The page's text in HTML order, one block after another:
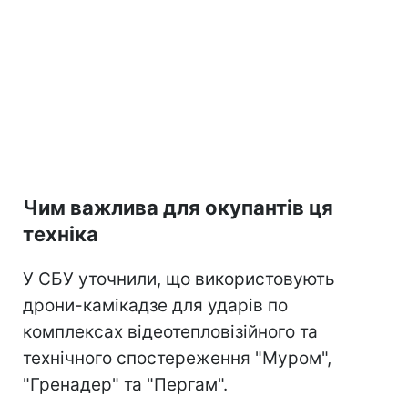
Чим важлива для окупантів ця
техніка
У СБУ уточнили, що використовують
дрони-камікадзе для ударів по
комплексах відеотепловізійного та
технічного спостереження "Муром",
"Гренадер" та "Пергам".